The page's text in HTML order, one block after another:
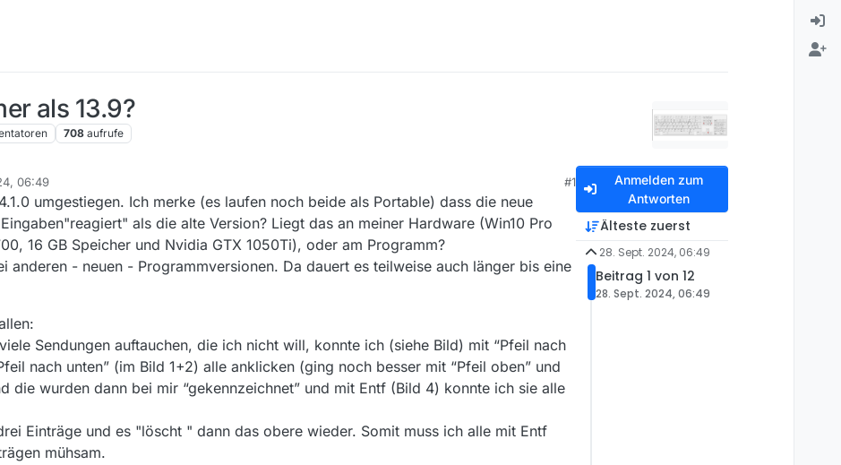
als 13.9?
708 aufrufe
06:49 #1
umgestiegen. Ich merke (es laufen noch beide als Portable) dass die neue
als die alte Version? Liegt das an meiner Hardware (Win10 Pro
16 GB Speicher und Nvidia GTX 1050Ti), oder am Programm?
anderen - neuen - Programmversionen. Da dauert es teilweise auch länger bis eine
Sendungen auftauchen, die ich nicht will, konnte ich (siehe Bild) mit “Pfeil nach
nach unten” (im Bild 1+2) alle anklicken (ging noch besser mit “Pfeil oben” und
die wurden dann bei mir “gekennzeichnet” und mit Entf (Bild 4) konnte ich sie alle
Einträge und es "löscht " dann das obere wieder. Somit muss ich alle mit Entf
mühsam.
Anmelden zum
Antworten
Älteste zuerst
28. Sept. 2024, 06:49
Beitrag 1 von 12
28. Sept. 2024, 06:49